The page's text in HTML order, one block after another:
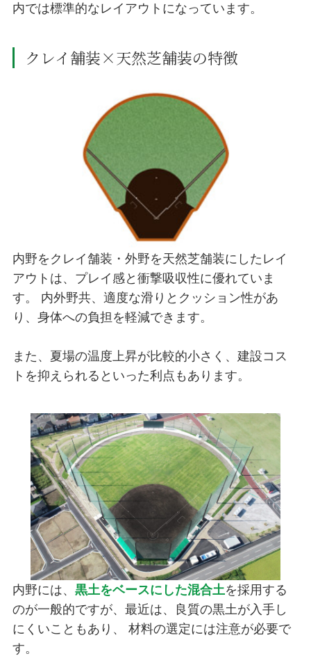
内では標準的なレイアウトになっています。
クレイ舗装×天然芝舗装の特徴
内野をクレイ舗装・外野を天然芝舗装にしたレイ
アウトは、プレイ感と衝撃吸収性に優れていま
す。 内外野共、適度な滑りとクッション性があ
り、身体への負担を軽減できます。
また、夏場の温度上昇が比較的小さく、建設コス
トを抑えられるといった利点もあります。
内野には、 黒土をベースにした混合土を採用する
のが一般的ですが、最近は、良質の黒土が入手し
にくいこともあり、 材料の選定には注意が必要で
す。